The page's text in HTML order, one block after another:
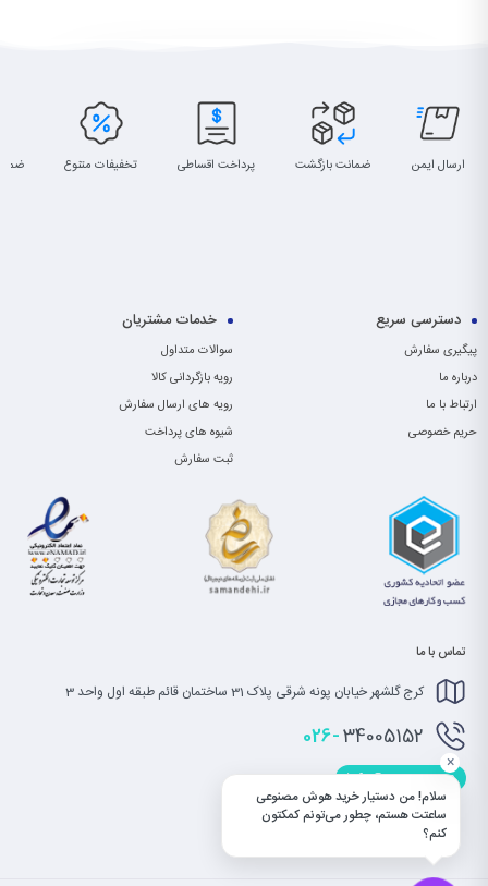
ارسال ایمن ضمانت بازگشت پرداخت اقساطی تخفیفات متنوع
دسترسی سریع
پیگیری سفارش
درباره ما
ارتباط با ما
حریم خصوصی
خدمات مشتریان
سوالات متداول
رویه بازگردانی کالا
رویه های ارسال سفارش
شیوه های پرداخت
ثبت سفارش
تماس با ما
کرج گلشهر خیابان پونه شرقی پلاک 31 ساختمان قائم طبقه اول واحد 3
026-34005152
info@saatet.com
سلام! من دستیار خرید هوش مصنوعی
ساعتت هستم، چطور می‌تونم کمکتون
کنم؟
×